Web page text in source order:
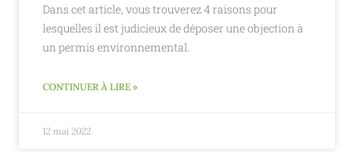
Dans cet article, vous trouverez 4 raisons pour
lesquelles il est judicieux de déposer une objection à
un permis environnemental.
CONTINUER À LIRE »
12 mai 2022